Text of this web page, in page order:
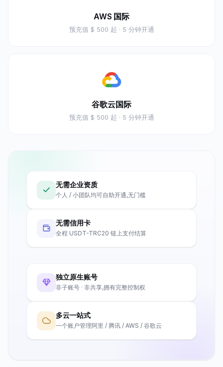
AWS 国际
预充值 $ 500 起 · 5 分钟开通
谷歌云国际
预充值 $ 500 起 · 5 分钟开通
无需企业资质
个人 / 小团队均可自助开通,无门槛
无需信用卡
全程 USDT-TRC20 链上支付结算
独立原生账号
非子账号 · 非共享,拥有完整控制权
多云一站式
一个账户管理阿里 / 腾讯 / AWS / 谷歌云